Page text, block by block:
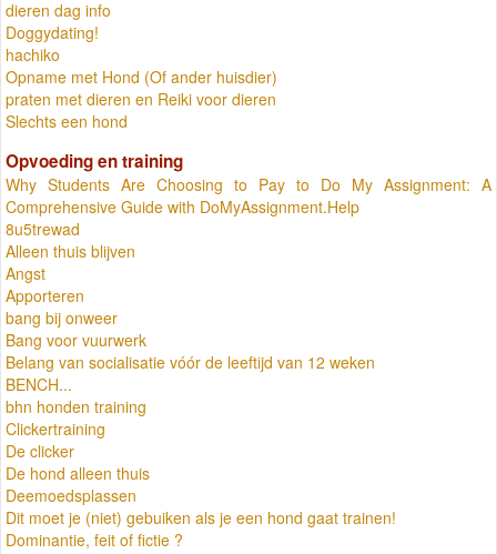
dieren dag info
Doggydating!
hachiko
Opname met Hond (Of ander huisdier)
praten met dieren en Reiki voor dieren
Slechts een hond
Opvoeding en training
Why Students Are Choosing to Pay to Do My Assignment: A
Comprehensive Guide with DoMyAssignment.Help
8u5trewad
Alleen thuis blijven
Angst
Apporteren
bang bij onweer
Bang voor vuurwerk
Belang van socialisatie vóór de leeftijd van 12 weken
BENCH...
bhn honden training
Clickertraining
De clicker
De hond alleen thuis
Deemoedsplassen
Dit moet je (niet) gebuiken als je een hond gaat trainen!
Dominantie, feit of fictie ?